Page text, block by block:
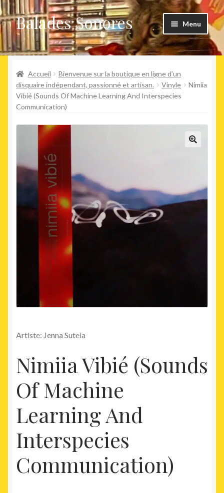
Aller
à
la
navigation
Aller
au
contenu
Balades Sonores Menu
Boutique
Nouveaux arrivages
le
Précommandes
Agenda
Accueil
Bienvenue sur la boutique en ligne d’un
disquaire indépendant, passionné et artisan.
Vinyle
Nimiia
Vibié (Sounds Of Machine Learning And Interspecies
Communication)
Artiste: Jenna Sutela
Nimiia Vibié (Sounds
Of Machine
Learning And
Interspecies
Communication)